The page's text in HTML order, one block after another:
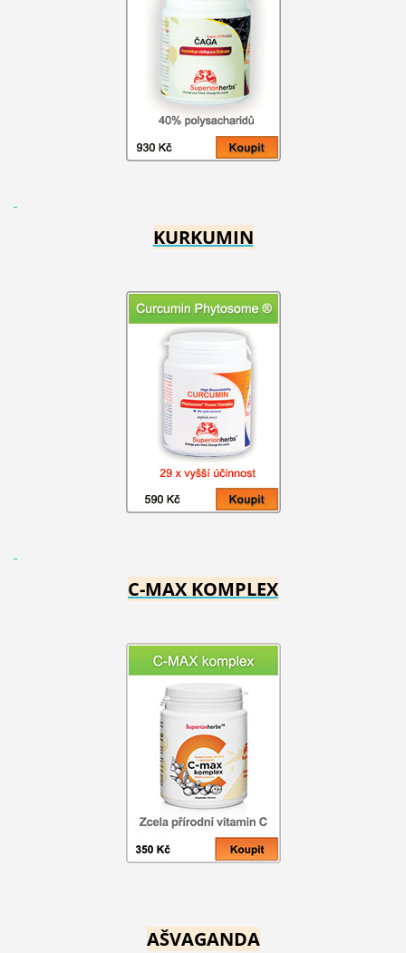
KURKUMIN
C-MAX KOMPLEX
AŠVAGANDA